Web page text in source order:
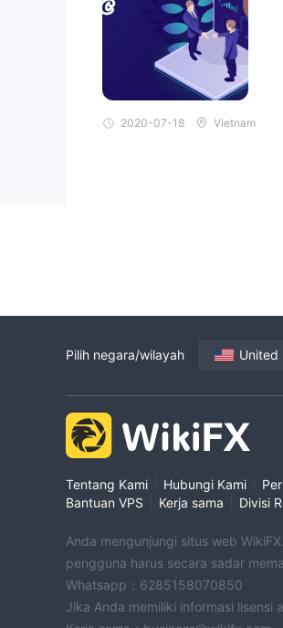
2020-07-18 Vietnam
Pilih negara/wilayah United
Tentang Kami Hubungi Kami
Bantuan VPS
Kerja sama Divisi
Anda mengunjungi situs web
pengguna harus secara sadar
Whatsapp：6285158070850
Jika Anda memiliki informasi lisensi